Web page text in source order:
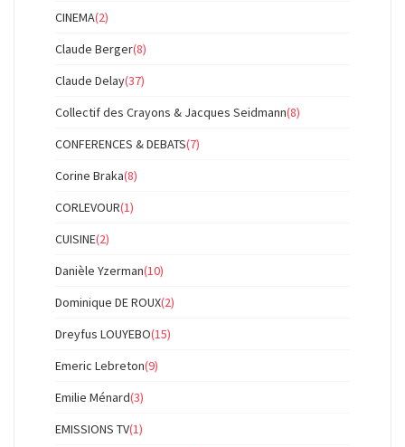
CINEMA(2)
Claude Berger(8)
Claude Delay(37)
Collectif des Crayons & Jacques Seidmann(8)
CONFERENCES & DEBATS(7)
Corine Braka(8)
CORLEVOUR(1)
CUISINE(2)
Danièle Yzerman(10)
Dominique DE ROUX(2)
Dreyfus LOUYEBO(15)
Emeric Lebreton(9)
Emilie Ménard(3)
EMISSIONS TV(1)